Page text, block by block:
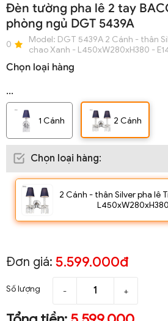
Đèn tường pha lê 2 tay
phòng ngủ DGT 5439A
0 Model: DGT 5439A 2 Cánh - thân
chao Xanh - L450xW280xH380 -
Chọn loại hàng
...
1 Cánh 2 Cánh
Chọn loại hàng:
2 Cánh - thân Silver pha lê
Đơn giá: 5.599.000đ
Số lượng - +